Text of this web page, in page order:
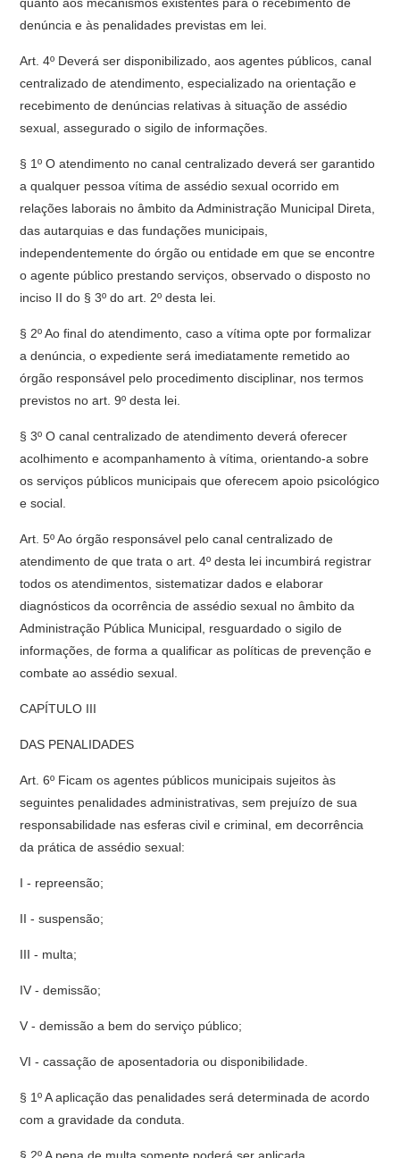
denúncia e às penalidades previstas em lei.
Art. 4º Deverá ser disponibilizado, aos agentes públicos, canal
centralizado de atendimento, especializado na orientação e
recebimento de denúncias relativas à situação de assédio
sexual, assegurado o sigilo de informações.
§ 1º O atendimento no canal centralizado deverá ser garantido
a qualquer pessoa vítima de assédio sexual ocorrido em
relações laborais no âmbito da Administração Municipal Direta,
das autarquias e das fundações municipais,
independentemente do órgão ou entidade em que se encontre
o agente público prestando serviços, observado o disposto no
inciso II do § 3º do art. 2º desta lei.
§ 2º Ao final do atendimento, caso a vítima opte por formalizar
a denúncia, o expediente será imediatamente remetido ao
órgão responsável pelo procedimento disciplinar, nos termos
previstos no art. 9º desta lei.
§ 3º O canal centralizado de atendimento deverá oferecer
acolhimento e acompanhamento à vítima, orientando-a sobre
os serviços públicos municipais que oferecem apoio psicológico
e social.
Art. 5º Ao órgão responsável pelo canal centralizado de
atendimento de que trata o art. 4º desta lei incumbirá registrar
todos os atendimentos, sistematizar dados e elaborar
diagnósticos da ocorrência de assédio sexual no âmbito da
Administração Pública Municipal, resguardado o sigilo de
informações, de forma a qualificar as políticas de prevenção e
combate ao assédio sexual.
CAPÍTULO III
DAS PENALIDADES
Art. 6º Ficam os agentes públicos municipais sujeitos às
seguintes penalidades administrativas, sem prejuízo de sua
responsabilidade nas esferas civil e criminal, em decorrência
da prática de assédio sexual:
I - repreensão;
II - suspensão;
III - multa;
IV - demissão;
V - demissão a bem do serviço público;
VI - cassação de aposentadoria ou disponibilidade.
§ 1º A aplicação das penalidades será determinada de acordo
com a gravidade da conduta.